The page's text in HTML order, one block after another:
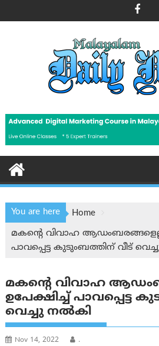
to
You are here
Home
മകന്റെ വിവാഹ
പാവപ്പെട്ട കുടുംബത്തിന് വീട്
മകന്റെ വിവാഹ
ഉപേക്ഷിച്ച് പാവപ്പെട്ട
വെച്ചു നല്‍കി
Nov 14, 2022 .